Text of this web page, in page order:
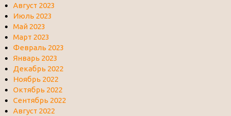
Август 2023
Июль 2023
Май 2023
Март 2023
Февраль 2023
Январь 2023
Декабрь 2022
Ноябрь 2022
Октябрь 2022
Сентябрь 2022
Август 2022